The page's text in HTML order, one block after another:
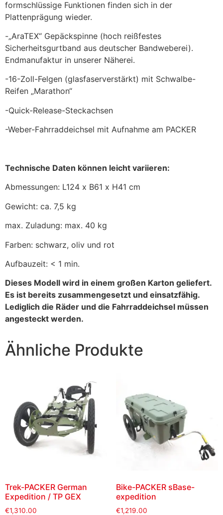
formschlüssige Funktionen finden sich in der
Plattenprägung wieder.
-„AraTEX“ Gepäckspinne (hoch reißfestes
Sicherheitsgurtband aus deutscher Bandweberei).
Endmanufaktur in unserer Näherei.
-16-Zoll-Felgen (glasfaserverstärkt) mit Schwalbe-
Reifen „Marathon“
-Quick-Release-Steckachsen
-Weber-Fahrraddeichsel mit Aufnahme am PACKER
Technische Daten können leicht variieren:
Abmessungen: L124 x B61 x H41 cm
Gewicht: ca. 7,5 kg
max. Zuladung: max. 40 kg
Farben: schwarz, oliv und rot
Aufbauzeit: < 1 min.
Dieses Modell wird in einem großen Karton geliefert.
Es ist bereits zusammengesetzt und einsatzfähig.
Lediglich die Räder und die Fahrraddeichsel müssen
angesteckt werden.
Ähnliche Produkte
Trek-PACKER German
Expedition / TP GEX
€1,310.00
Bike-PACKER sBase-
expedition
€1,219.00